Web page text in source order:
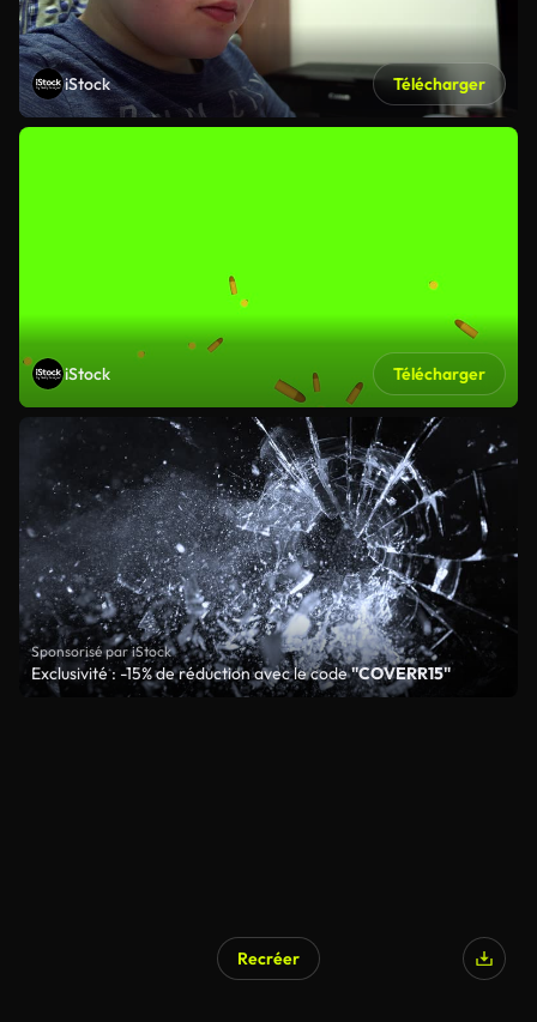
iStock Télécharger
iStock Télécharger
Sponsorisé par iStock
Exclusivité : -15% de réduction avec le code"COVERR15"
Recréer